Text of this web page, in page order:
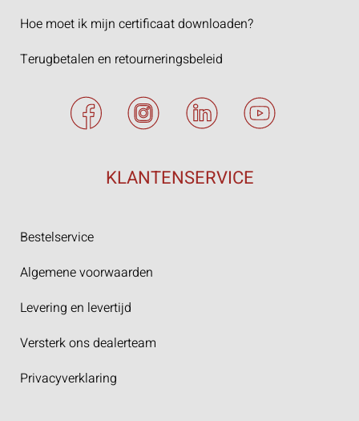
Hoe moet ik mijn certificaat downloaden?
Terugbetalen en retourneringsbeleid
KLANTENSERVICE
Bestelservice
Algemene voorwaarden
Levering en levertijd
Versterk ons dealerteam
Privacyverklaring